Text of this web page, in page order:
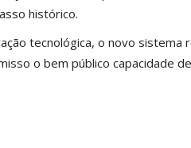
histórico.
tecnológica, o novo
o bem público capacidade